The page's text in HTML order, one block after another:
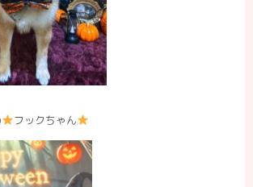
フックちゃん